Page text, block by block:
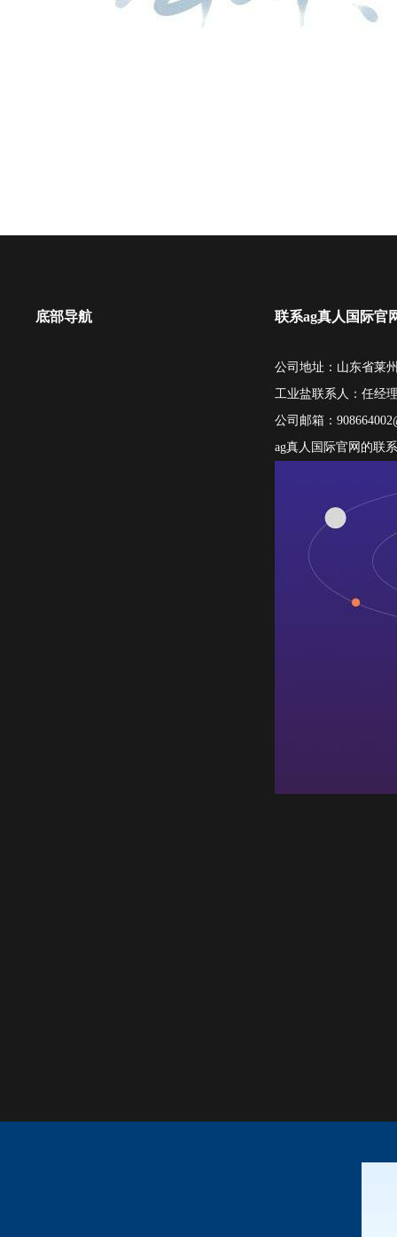
底部导航 联系ag真人国际官
公司地址：山东省莱
工业盐联系人：任经
公司邮箱：
ag真人国际官网的联